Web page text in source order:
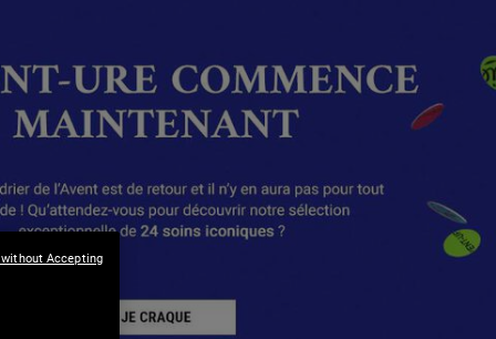
Accepting